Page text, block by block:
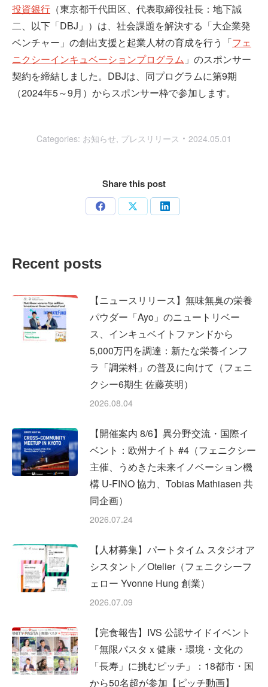
投資銀行 （東京都千代田区、代表取締役社長：地下誠
二、以下「DBJ」）は、社会課題を解決する「大企業発
ベンチャー」の創出支援と起業人材の育成を行う「フェ
ニクシーインキュベーションプログラム 」のスポンサー
契約を締結しました。DBJは、同プログラムに第9期
（2024年5～9月）からスポンサー枠で参加します。
Categories: お知らせ, プレスリリース 2024.05.01
Share this post
Share Share Share
Recent posts
【ニュースリリース】無味無臭の栄養
パウダー「Ayo」のニュートリベー
ス、インキュベイトファンドから
5,000万円を調達：新たな栄養インフ
ラ「調栄料」の普及に向けて（フェニ
クシー6期生 佐藤英明）
2026.08.04
【開催案内 8/6】異分野交流・国際イ
ベント：欧州ナイト #4（フェニクシー
主催、うめきた未来イノベーション機
構 U-FINO 協力、Tobias Mathiasen 共
同企画）
2026.07.24
【人材募集】パートタイム スタジオア
シスタント／Otelier（フェニクシーフ
ェロー Yvonne Hung 創業）
2026.07.09
【完食報告】IVS 公認サイドイベント
「無限パスタｘ健康・環境・文化の
「長寿」に挑むピッチ」：18都市・国
から50名超が参加【ピッチ動画】